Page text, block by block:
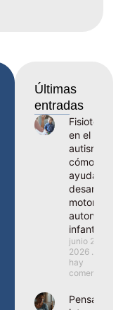
Últimas
entradas
Fisioterapia
en el
autismo,
cómo
ayuda al
desarrollo
motor y la
autonomía
infantil
junio 29,
2026
hay
comentarios